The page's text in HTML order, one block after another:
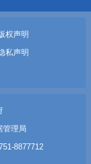
权声明
私声明
管理局
8877712